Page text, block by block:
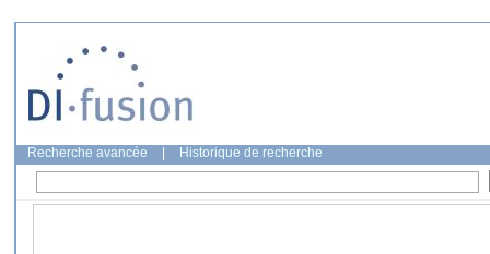
Recherche avancée Historique de recherche